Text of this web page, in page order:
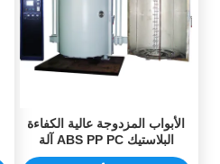
الأبواب المزدوجة عالية الكفاءة
البلاستيك ABS PP PC آلة
التبخير الحراري فراغ تعدين